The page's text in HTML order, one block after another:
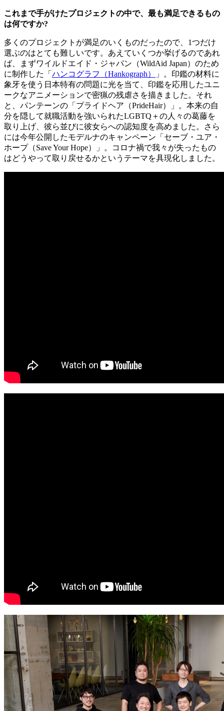
これまで手がけたプロジェクトの中で、最も満足できるもの
は何ですか?
多くのプロジェクトが満足のいくものだったので、1つだけ
選ぶのはとても難しいです。あえていくつか挙げるのであれ
ば、まずワイルドエイド・ジャパン（WildAid Japan）のため
に制作した「 ハンコグラフ（Hankograph）
」。印鑑の材料に
象牙を使う日本特有の問題に光を当て、印鑑を応用したユニ
ークなアニメーションで密猟の残虐さを描きました。それ
と、パンテーンの「プライドヘア（PrideHair）」。本来の自
分を隠して就職活動を強いられたLGBTQ＋の人々の葛藤を
取り上げ、彼ら並びに彼女らへの認知度を高めました。さら
には今年公開したモデルナのキャンペーン「セーブ・ユア・
ホープ（Save Your Hope）」。コロナ禍で我々が失ったもの
はどうやって取り戻せるかというテーマを具現化しました。